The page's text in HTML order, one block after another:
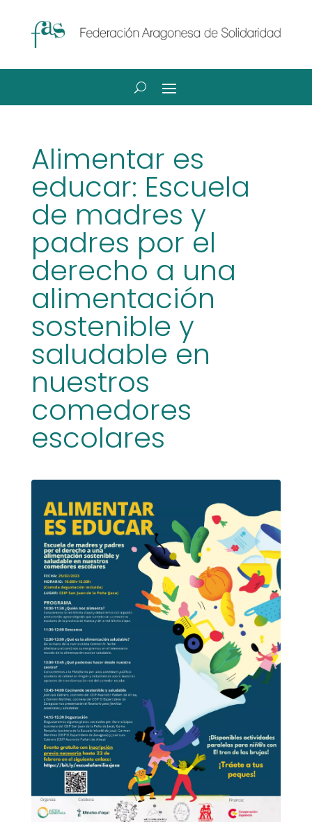
Alimentar es
educar: Escuela
de madres y
padres por el
derecho a una
alimentación
sostenible y
saludable en
nuestros
comedores
escolares